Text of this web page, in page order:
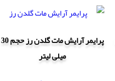
پرایمر آرایش مات گلدن رز حجم 30
میلی لیتر